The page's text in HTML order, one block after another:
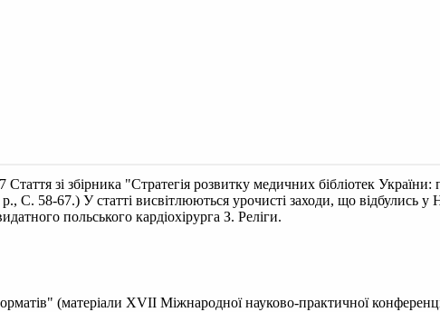
Стаття зі збірника "Стратегія розвитку медичних бібліотек
58-67.) У статті висвітлюються урочисті заходи, що відбулись у
польського кардіохірурга З. Реліги.
(матеріали XVII Міжнародної науково-практичної